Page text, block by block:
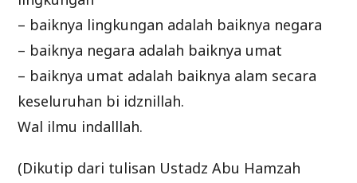
– baiknya lingkungan adalah baiknya negara
– baiknya negara adalah baiknya umat
– baiknya umat adalah baiknya alam secara
keseluruhan bi idznillah.
Wal ilmu indalllah.
(Dikutip dari tulisan Ustadz Abu Hamzah